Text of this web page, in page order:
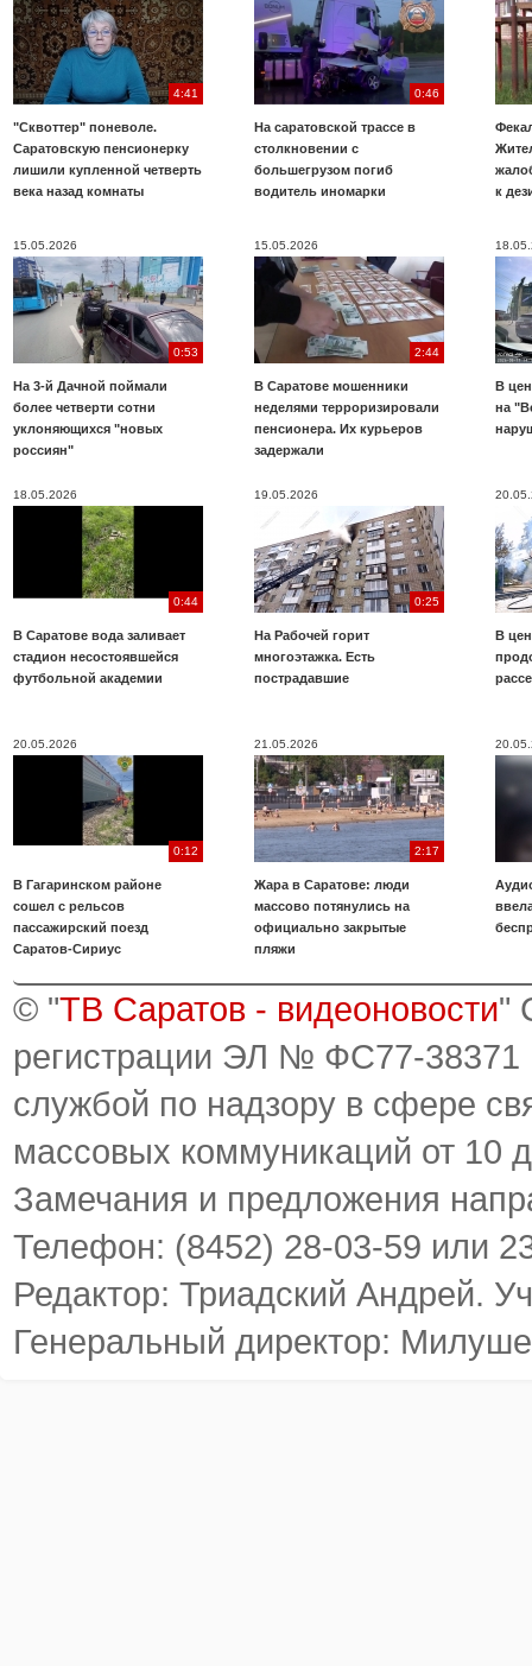
4:41
"Сквоттер" поневоле.
Саратовскую пенсионерку
лишили купленной четверть
века назад комнаты
0:46
На саратовской трассе в
столкновении с
большегрузом погиб
водитель иномарки
к
15.05.2026
0:53
На 3-й Дачной поймали
более четверти сотни
уклоняющихся "новых
россиян"
15.05.2026
2:44
В Саратове мошенники
неделями терроризировали
пенсионера. Их курьеров
задержали
В
на
18.05.2026
0:44
В Саратове вода заливает
стадион несостоявшейся
футбольной академии
19.05.2026
0:25
На Рабочей горит
многоэтажка. Есть
пострадавшие
В
20.05.2026
0:12
В Гагаринском районе
сошел с рельсов
пассажирский поезд
Саратов-Сириус
21.05.2026
2:17
Жара в Саратове: люди
массово потянулись на
официально закрытые
пляжи
© "ТВ Саратов - видеоновости"
регистрации ЭЛ № ФС77-38371
службой по надзору в сфере
массовых коммуникаций от 10
Замечания и предложения
Телефон: (8452) 28-03-59 или
Редактор: Триадский Андрей.
Генеральный директор: